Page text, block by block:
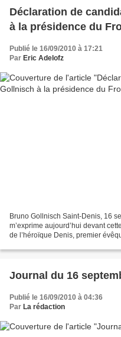
Déclaration de
à la présidence du
Publié le 16/09/2010 à 17:21
Par Eric Adelofz
Bruno Gollnisch Saint-Denis, 16
m’exprime aujourd’hui devant
de l’héroïque Denis, premier
Journal du 16
Publié le 16/09/2010 à 04:36
Par La rédaction